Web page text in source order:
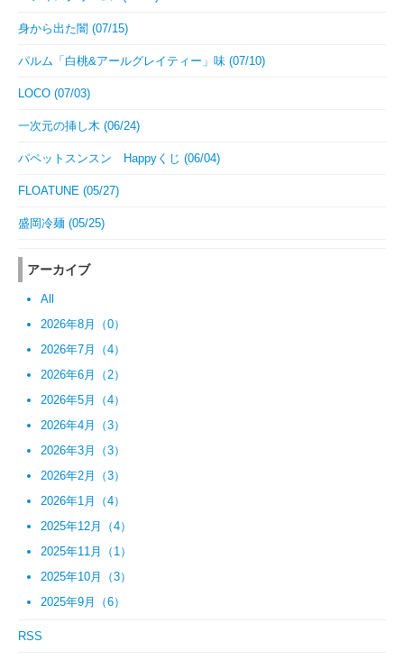
身から出た闇 (07/15)
パルム「白桃&アールグレイティー」味 (07/10)
LOCO (07/03)
一次元の挿し木 (06/24)
パペットスンスン Happyくじ (06/04)
FLOATUNE (05/27)
盛岡冷麺 (05/25)
アーカイブ
All
2026年8月（0）
2026年7月（4）
2026年6月（2）
2026年5月（4）
2026年4月（3）
2026年3月（3）
2026年2月（3）
2026年1月（4）
2025年12月（4）
2025年11月（1）
2025年10月（3）
2025年9月（6）
RSS